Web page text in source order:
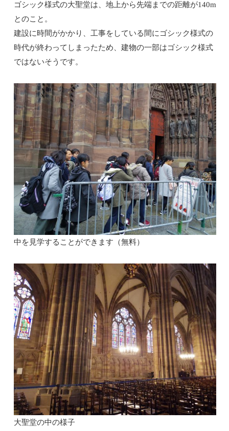
ゴシック様式の大聖堂は、地上から先端までの距離が140m
とのこと。
建設に時間がかかり、工事をしている間にゴシック様式の
時代が終わってしまったため、建物の一部はゴシック様式
ではないそうです。
中を見学することができます（無料）
大聖堂の中の様子